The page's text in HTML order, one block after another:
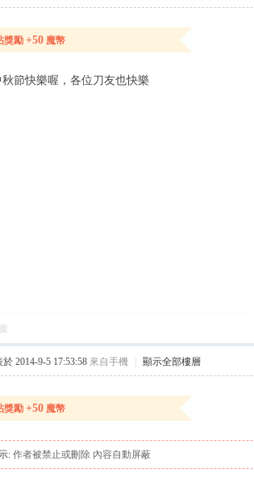
獎勵 +50 魔幣
秋節快樂喔，各位刀友也快樂
2014-9-5 17:53:58 來自手機 顯示全部樓層
獎勵 +50 魔幣
: 作者被禁止或刪除 內容自動屏蔽